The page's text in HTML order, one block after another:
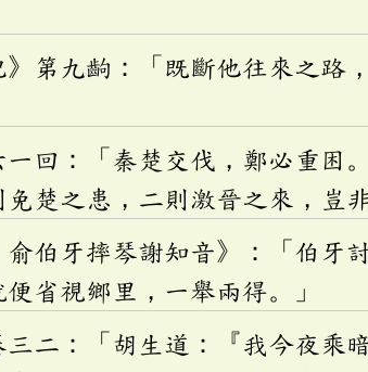
第九齣：「既斷他往來之路
一回：「秦楚交伐，鄭必重困
楚之患，二則激晉之來，豈
俞伯牙摔琴謝知音》：「伯牙
省視鄉里，一舉兩得。」
三二：「胡生道：『我今夜乘